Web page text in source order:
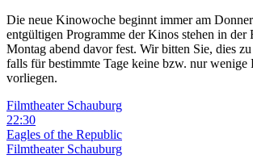
Die neue Kinowoche beginnt immer am
entgültigen Programme der Kinos stehen in der
Montag abend davor fest. Wir bitten Sie, dies
falls für bestimmte Tage keine bzw. nur wenige
vorliegen.
Filmtheater Schauburg
22:30
Eagles of the Republic
Filmtheater Schauburg